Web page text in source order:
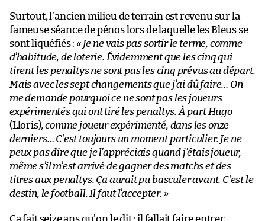
Surtout, l’ancien milieu de terrain est revenu sur la
fameuse séance de pénos lors de laquelle les Bleus se
sont liquéfiés : « Je ne vais pas sortir le terme, comme
d’habitude, de loterie. Évidemment que les cinq qui
tirent les penaltys ne sont pas les cinq prévus au départ.
Mais avec les sept changements que j’ai dû faire… On
me demande pourquoi ce ne sont pas les joueurs
expérimentés qui ont tiré les penaltys. À part Hugo
(Lloris),comme joueur expérimenté, dans les onze
derniers… C’est toujours un moment particulier. Je ne
peux pas dire que je l’appréciais quand j’étais joueur,
même s’il m’est arrivé de gagner des matchs et des
titres aux penaltys. Ça aurait pu basculer avant. C’est le
destin, le football. Il faut l’accepter. »
Ça fait seize ans qu’on le dit : il fallait faire entrer